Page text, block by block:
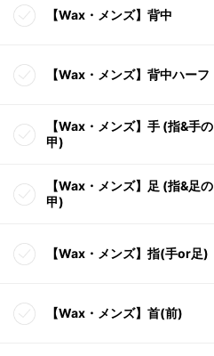
【Wax・メンズ】背中
【Wax・メンズ】背中ハーフ
【Wax・メンズ】手 (指&手の
甲)
【Wax・メンズ】足 (指&足の
甲)
【Wax・メンズ】指(手or足)
【Wax・メンズ】首(前)